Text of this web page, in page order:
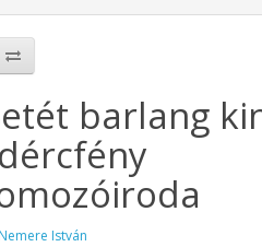
barlang
Nemere István